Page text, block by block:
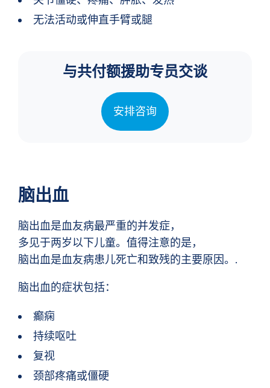
无法活动或伸直手臂或腿
与共付额援助专员交谈
安排咨询
脑出血
脑出血是血友病最严重的并发症，
多见于两岁以下儿童。值得注意的是，
脑出血是血友病患儿死亡和致残的主要原因。.
脑出血的症状包括：
癫痫
持续呕吐
复视
颈部疼痛或僵硬